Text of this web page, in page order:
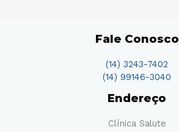
Fale Conosco
(14) 3243-7402
(14) 99146-3040
Endereço
Clínica Salute